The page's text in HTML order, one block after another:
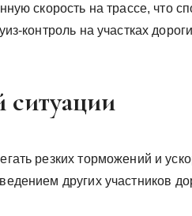
скорость на трассе, что
контроль на участках
резких торможений и
других участников